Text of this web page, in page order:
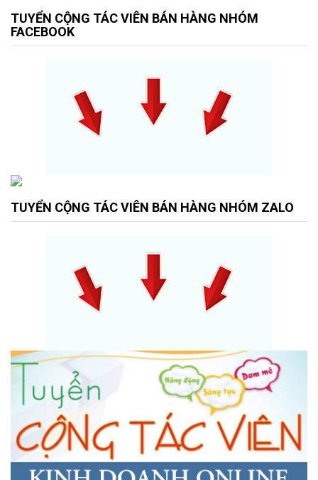
TUYỂN CỘNG TÁC VIÊN BÁN HÀNG NHÓM
FACEBOOK
TUYỂN CỘNG TÁC VIÊN BÁN HÀNG NHÓM ZALO